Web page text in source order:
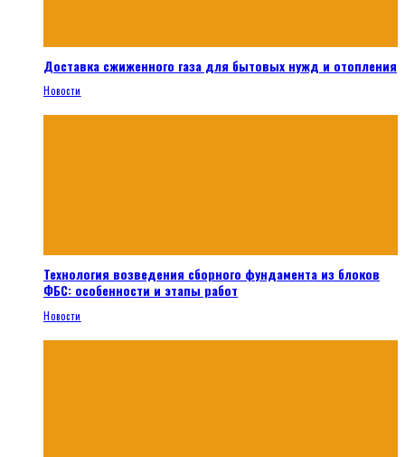
Доставка сжиженного газа для бытовых нужд и отопления
Новости
Технология возведения сборного фундамента из блоков
ФБС: особенности и этапы работ
Новости